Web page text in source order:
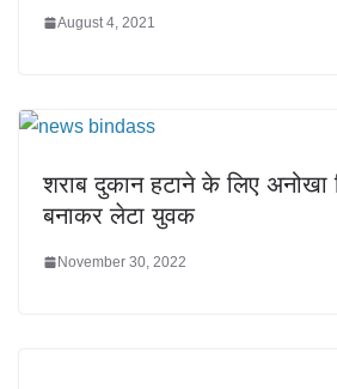
August 4, 2021
शराब दुकान हटाने के लिए अनोखा
बनाकर लेटा युवक
November 30, 2022